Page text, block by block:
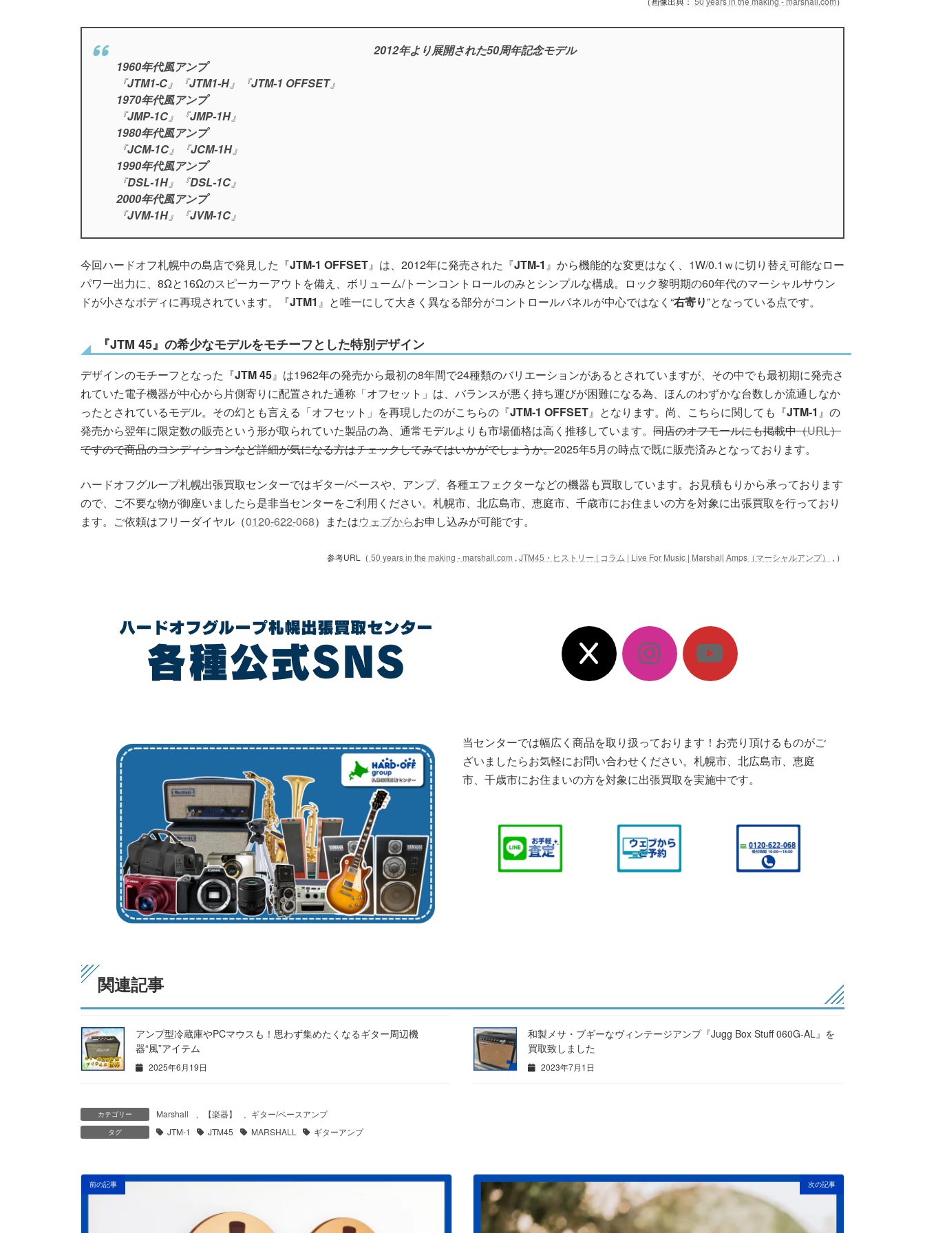
2012年より展開された50周年記念モデル
1960年代風アンプ
『JTM1-C』『JTM1-H』『JTM-1 OFFSET』
1970年代風アンプ
『JMP-1C』『JMP-1H』
1980年代風アンプ
『JCM-1C』『JCM-1H』
1990年代風アンプ
『DSL-1H』『DSL-1C』
2000年代風アンプ
『JVM-1H』『JVM-1C』
今回ハードオフ札幌中の島店で発見した『JTM-1 OFFSET』は、2012年に発売された『JTM-1 』から機能的な変更はなく、1W/0.1ｗに切り替え可能なロー
パワー出力に、8Ωと16Ωのスピーカーアウトを備え、ボリューム/トーンコントロールのみとシンプルな構成。ロック黎明期の60年代のマーシャルサウン
ドが小さなボディに再現されています。『JTM1 』と唯一にして大きく異なる部分がコントロールパネルが中心ではなく“右寄り”となっている点です。
『JTM 45』の希少なモデルをモチーフとした特別デザイン
デザインのモチーフとなった『JTM 45』は1962年の発売から最初の8年間で24種類のバリエーションがあるとされていますが、その中でも最初期に発売さ
れていた電子機器が中心から片側寄りに配置された通称「オフセット」は、バランスが悪く持ち運びが困難になる為、ほんのわずかな台数しか流通しなか
ったとされているモデル。その幻とも言える「オフセット」を再現したのがこちらの『JTM-1 OFFSET』となります。尚、こちらに関しても『JTM-1 』の
発売から翌年に限定数の販売という形が取られていた製品の為、通常モデルよりも市場価格は高く推移しています。 同店のオフモールにも掲載中（URL）
ですので商品のコンディションなど詳細が気になる方はチェックしてみてはいかがでしょうか。2025年5月の時点で既に販売済みとなっております。
ハードオフグループ札幌出張買取センターではギター/ベースや、アンプ、各種エフェクターなどの機器も買取しています。お見積もりから承っております
ので、ご不要な物が御座いましたら是非当センターをご利用ください。札幌市、北広島市、恵庭市、千歳市にお住まいの方を対象に出張買取を行っており
ます。ご依頼はフリーダイヤル（0120-622-068）またはウェブからお申し込みが可能です。
参考URL（ 50 years in the making - marshall.com , JTM45・ヒストリー | コラム | Live For Music | Marshall Amps（マーシャルアンプ） , ）
当センターでは幅広く商品を取り扱っております！お売り頂けるものがご
ざいましたらお気軽にお問い合わせください。札幌市、北広島市、恵庭
市、千歳市にお住まいの方を対象に出張買取を実施中です。
関連記事
アンプ型冷蔵庫やPCマウスも！思わず集めたくなるギター周辺機
器“風”アイテム
2025年6月19日
和製メサ・ブギーなヴィンテージアンプ『Jugg Box Stuff 060G-AL』を
買取致しました
2023年7月1日
カテゴリー Marshall 【楽器】 ギター/ベースアンプ
タグ JTM-1 JTM45 MARSHALL ギターアンプ
前の記事 次の記事